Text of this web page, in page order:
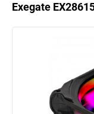
Exegate